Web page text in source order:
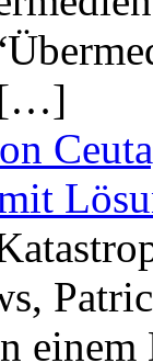
[…]